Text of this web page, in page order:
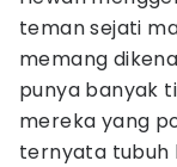
teman sejati
memang
punya banyak
mereka yang
ternyata tubuh